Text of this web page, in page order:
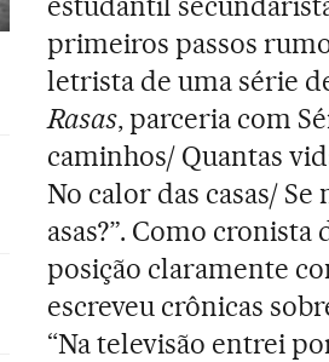
primeiros passos
letrista de uma série
Rasas, parceria com
caminhos/ Quantas
No calor das casas/
asas?”. Como cronista
posição claramente
escreveu crônicas
“Na televisão entrei